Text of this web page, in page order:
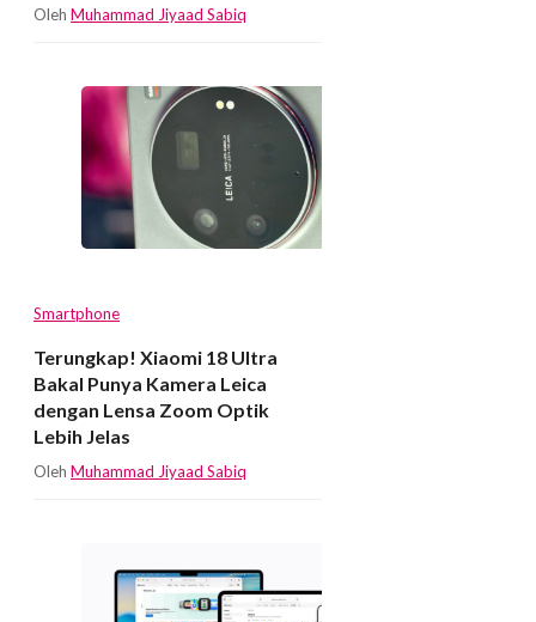
Oleh Muhammad Jiyaad Sabiq
Smartphone
Terungkap! Xiaomi 18 Ultra
Bakal Punya Kamera Leica
dengan Lensa Zoom Optik
Lebih Jelas
Oleh Muhammad Jiyaad Sabiq